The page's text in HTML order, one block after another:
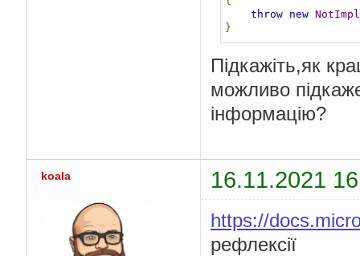
throw
new
}
Підкажіть,як
можливо
інформацію?
koala 16.11.2021
https://
рефлексії